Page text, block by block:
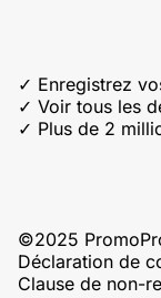
✓ Enregistrez
✓ Voir tous les
✓ Plus de 2
©2025
Déclaration de
Clause de non-